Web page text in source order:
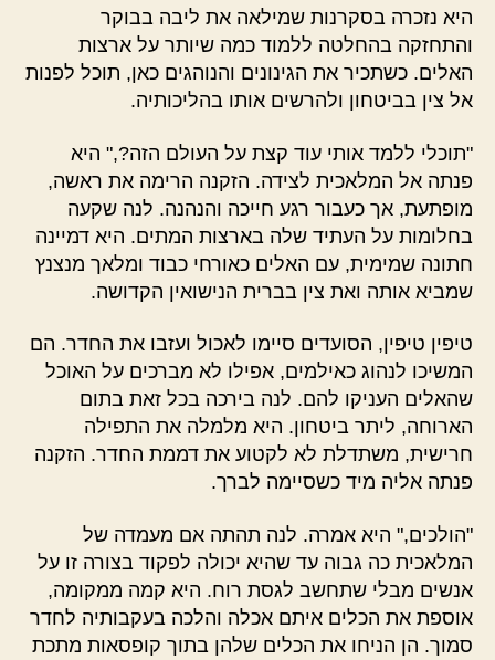
היא נזכרה בסקרנות שמילאה את ליבה בבוקר
והתחזקה בהחלטה ללמוד כמה שיותר על ארצות
האלים. כשתכיר את הגינונים והנוהגים כאן, תוכל לפנות
אל צין בביטחון ולהרשים אותו בהליכותיה.
"תוכלי ללמד אותי עוד קצת על העולם הזה?," היא
פנתה אל המלאכית לצידה. הזקנה הרימה את ראשה,
מופתעת, אך כעבור רגע חייכה והנהנה. לנה שקעה
בחלומות על העתיד שלה בארצות המתים. היא דמיינה
חתונה שמימית, עם האלים כאורחי כבוד ומלאך מנצנץ
שמביא אותה ואת צין בברית הנישואין הקדושה.
טיפין טיפין, הסועדים סיימו לאכול ועזבו את החדר. הם
המשיכו לנהוג כאילמים, אפילו לא מברכים על האוכל
שהאלים העניקו להם. לנה בירכה בכל זאת בתום
הארוחה, ליתר ביטחון. היא מלמלה את התפילה
חרישית, משתדלת לא לקטוע את דממת החדר. הזקנה
פנתה אליה מיד כשסיימה לברך.
"הולכים," היא אמרה. לנה תהתה אם מעמדה של
המלאכית כה גבוה עד שהיא יכולה לפקוד בצורה זו על
אנשים מבלי שתחשב לגסת רוח. היא קמה ממקומה,
אוספת את הכלים איתם אכלה והלכה בעקבותיה לחדר
סמוך. הן הניחו את הכלים שלהן בתוך קופסאות מתכת